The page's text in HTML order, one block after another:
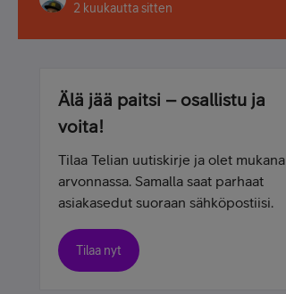
2 kuukautta sitten
Älä jää paitsi – osallistu ja
voita!
Tilaa Telian uutiskirje ja olet mukana
arvonnassa. Samalla saat parhaat
asiakasedut suoraan sähköpostiisi.
Tilaa nyt